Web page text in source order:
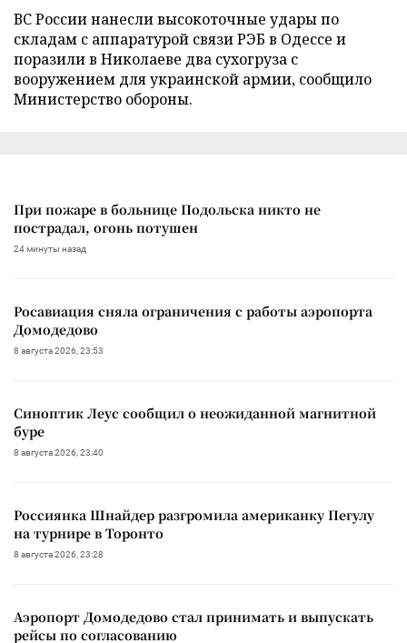
ВС России нанесли высокоточные удары по
складам с аппаратурой связи РЭБ в Одессе и
поразили в Николаеве два сухогруза с
вооружением для украинской армии, сообщило
Министерство обороны.
При пожаре в больнице Подольска никто не
пострадал, огонь потушен
24 минуты назад
Росавиация сняла ограничения с работы аэропорта
Домодедово
8 августа 2026, 23:53
Синоптик Леус сообщил о неожиданной магнитной
буре
8 августа 2026, 23:40
Россиянка Шнайдер разгромила американку Пегулу
на турнире в Торонто
8 августа 2026, 23:28
Аэропорт Домодедово стал принимать и выпускать
рейсы по согласованию